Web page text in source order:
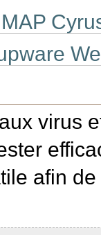
virus
afin